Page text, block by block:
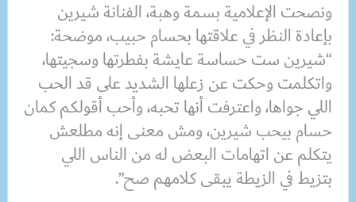
ونصحت الإعلامية بسمة وهبة، الفنانة شيرين
بإعادة النظر في علاقتها بحسام حبيب، موضحة:
“شيرين ست حساسة عايشة بفطرتها وسجيتها،
واتكلمت وحكت عن زعلها الشديد على قد الحب
اللي جواها، واعترفت أنها تحبه، وأحب أقولكم كمان
حسام بيحب شيرين، ومش معنى إنه مطلعش
يتكلم عن اتهامات البعض له من الناس اللي
بتزيط في الزيطة يبقى كلامهم صح”.